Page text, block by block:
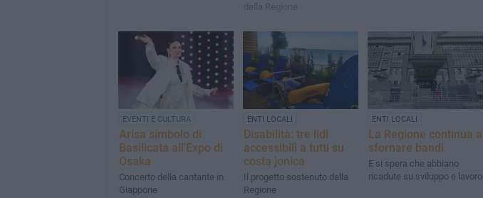
della Regione
EVENTI E CULTURA
Arisa simbolo di
Basilicata all'Expo di
Osaka
Concerto della cantante in
Giappone
ENTI LOCALI
Disabilità: tre lidi
accessibili a tutti su
costa jonica
Il progetto sostenuto dalla
Regione
ENTI LOCALI
La Regione continua a
sfornare bandi
E si spera che abbiano
ricadute su sviluppo e lavoro